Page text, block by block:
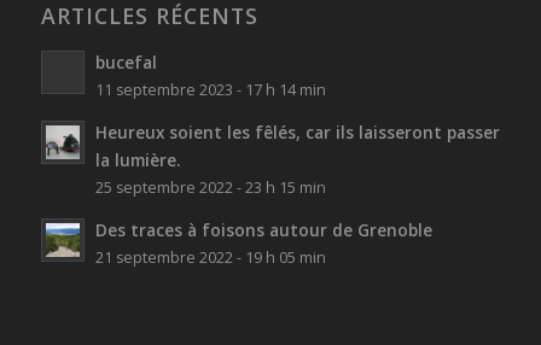
ARTICLES RÉCENTS
bucefal
11 septembre 2023 - 17 h 14 min
Heureux soient les fêlés, car ils laisseront passer
la lumière.
25 septembre 2022 - 23 h 15 min
Des traces à foisons autour de Grenoble
21 septembre 2022 - 19 h 05 min